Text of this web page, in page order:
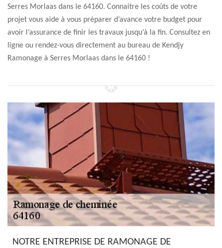
Serres Morlaas dans le 64160. Connaitre les coûts de votre
projet vous aide à vous préparer d’avance votre budget pour
avoir l’assurance de finir les travaux jusqu’à la fin. Consultez en
ligne ou rendez-vous directement au bureau de Kendjy
Ramonage à Serres Morlaas dans le 64160 !
NOTRE ENTREPRISE DE RAMONAGE DE